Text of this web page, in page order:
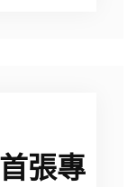
張專